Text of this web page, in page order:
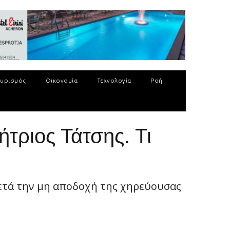
Οικονομία Τεχνολογία Ροή
Τάτσης. Τι
την μη αποδοχή της χηρεύουσας